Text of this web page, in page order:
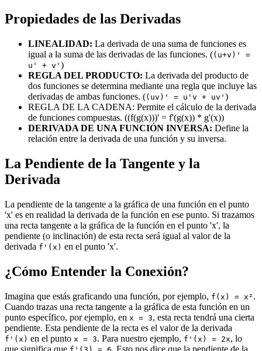
Propiedades de las Derivadas
LINEALIDAD: La derivada de una suma de funciones es
igual a la suma de las derivadas de las funciones. ((u+v)' =
u' + v' )
REGLA DEL PRODUCTO: La derivada del producto de
dos funciones se determina mediante una regla que incluye las
derivadas de ambas funciones. ((uv)' = u'v + uv' )
REGLA DE LA CADENA: Permite el cálculo de la derivada
de funciones compuestas. ((f(g(x)))' = f'(g(x)) * g'(x))
DERIVADA DE UNA FUNCIÓN INVERSA: Define la
relación entre la derivada de una función y su inversa.
La Pendiente de la Tangente y la
Derivada
La pendiente de la tangente a la gráfica de una función en el punto
'x' es en realidad la derivada de la función en ese punto. Si trazamos
una recta tangente a la gráfica de la función en el punto 'x', la
pendiente (o inclinación) de esta recta será igual al valor de la
derivada f'(x) en el punto 'x'.
¿Cómo Entender la Conexión?
Imagina que estás graficando una función, por ejemplo, f(x) = x² .
Cuando trazas una recta tangente a la gráfica de esta función en un
punto específico, por ejemplo, en x = 3, esta recta tendrá una cierta
pendiente. Esta pendiente de la recta es el valor de la derivada
f'(x) en el punto x = 3. Para nuestro ejemplo, f'(x) = 2x, lo
que significa que
. Esto nos dice que la pendiente de la